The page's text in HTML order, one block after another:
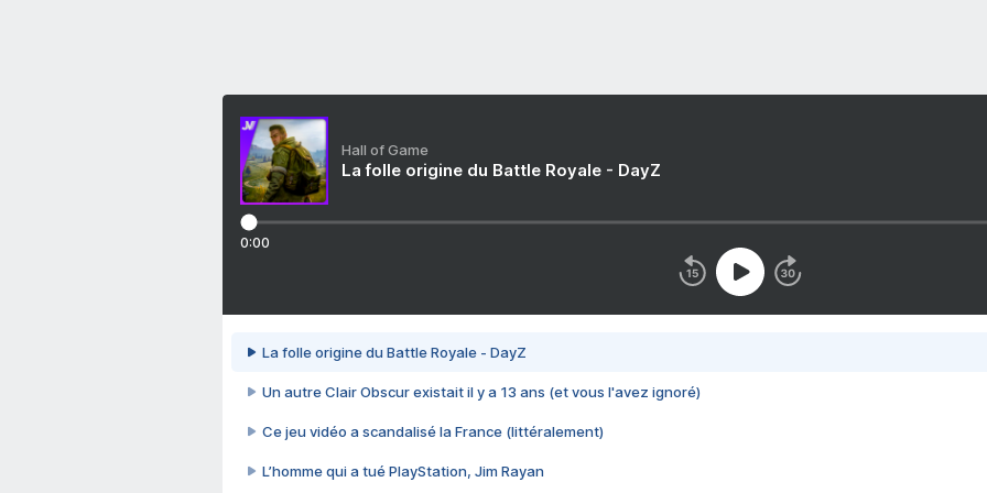
Hall of Game
La folle origine du Battle Royale - DayZ
0:00
La folle origine du Battle Royale - DayZ
Un autre Clair Obscur existait il y a 13 ans (et vous l'avez ignoré)
Ce jeu vidéo a scandalisé la France (littéralement)
L’homme qui a tué PlayStation, Jim Rayan